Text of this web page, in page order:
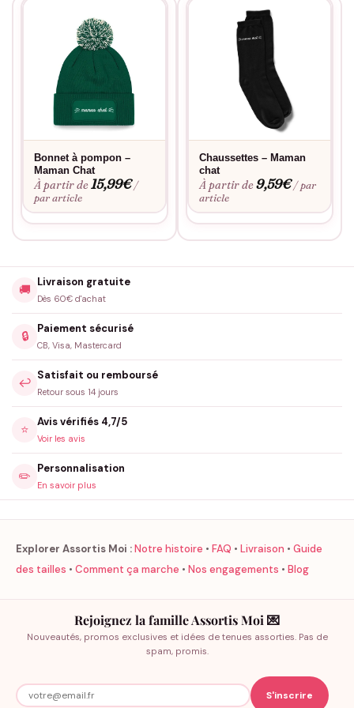
Bonnet à pompon –
Maman Chat
À partir de15,99€ /
par article
Chaussettes – Maman
chat
À partir de9,59€ / par
article
🚚
Livraison gratuite
Dès 60€ d'achat
🔒
Paiement sécurisé
CB, Visa, Mastercard
↩️
Satisfait ou remboursé
Retour sous 14 jours
⭐
Avis vérifiés 4,7/5
Voir les avis
✏️
Personnalisation
En savoir plus
Explorer Assortis Moi :Notre histoire • FAQ • Livraison • Guide
des tailles • Comment ça marche • Nos engagements • Blog
Rejoignez la famille Assortis Moi 💌
Nouveautés, promos exclusives et idées de tenues assorties. Pas de
spam, promis.